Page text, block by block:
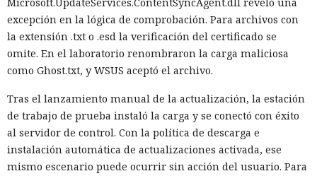
Microsoft.UpdateServices.ContentSyncAgent.dll reveló una
excepción en la lógica de comprobación. Para archivos con
la extensión .txt o .esd la verificación del certificado se
omite. En el laboratorio renombraron la carga maliciosa
como Ghost.txt, y WSUS aceptó el archivo.
Tras el lanzamiento manual de la actualización, la estación
de trabajo de prueba instaló la carga y se conectó con éxito
al servidor de control. Con la política de descarga e
instalación automática de actualizaciones activada, ese
mismo escenario puede ocurrir sin acción del usuario. Para